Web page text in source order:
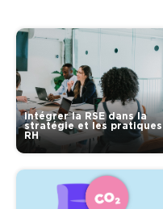
Intégrer la RSE dans la
stratégie et les pratiques
RH